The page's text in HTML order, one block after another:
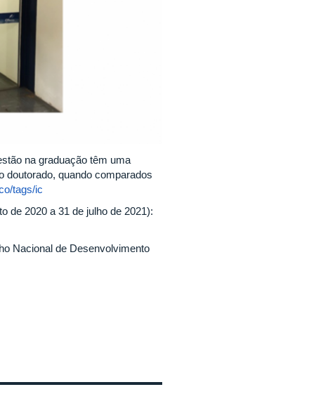
na graduação têm uma
doutorado, quando comparados
tags/ic
de 2020 a 31 de julho de 2021):
Nacional de Desenvolvimento